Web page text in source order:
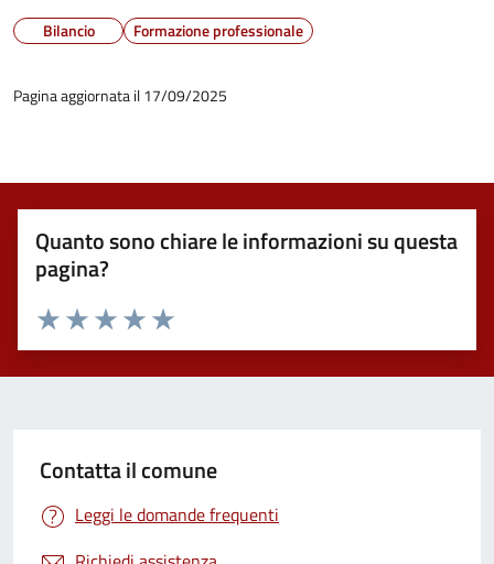
Bilancio
Formazione professionale
Pagina aggiornata il 17/09/2025
Quanto sono chiare le informazioni su questa
pagina?
Valuta 5 stelle su 5
Valuta 4 stelle su 5
Valuta 3 stelle su 5
Valuta 2 stelle su 5
Valuta 1 stelle su 5
Contatta il comune
Leggi le domande frequenti